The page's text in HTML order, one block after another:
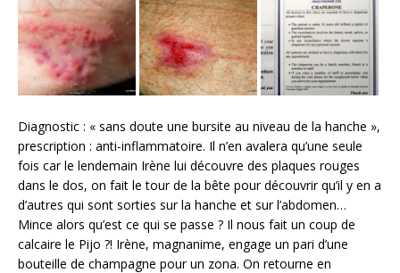
Diagnostic : « sans doute une bursite au niveau de la hanche »,
prescription : anti-inflammatoire. Il n’en avalera qu’une seule
fois car le lendemain Irène lui découvre des plaques rouges
dans le dos, on fait le tour de la bête pour découvrir qu’il y en a
d’autres qui sont sorties sur la hanche et sur l’abdomen…
Mince alors qu’est ce qui se passe ? Il nous fait un coup de
calcaire le Pijo ?! Irène, magnanime, engage un pari d’une
bouteille de champagne pour un zona. On retourne en